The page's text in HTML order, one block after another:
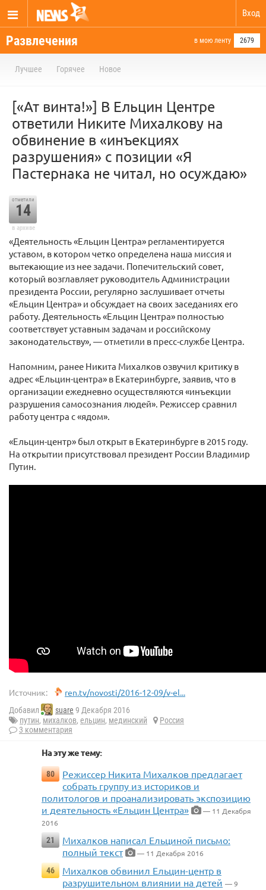
Вход
Развлечения в мою ленту 2679
Лучшее Горячее Новое
[«Ат винта!»] В Ельцин Центре
ответили Никите Михалкову на
обвинение в «инъекциях
разрушения» с позиции «Я
Пастернака не читал, но осуждаю»
отметили
14
в архиве
«Деятельность «Ельцин Центра» регламентируется
уставом, в котором четко определена наша миссия и
вытекающие из нее задачи. Попечительский совет,
который возглавляет руководитель Администрации
президента России, регулярно заслушивает отчеты
«Ельцин Центра» и обсуждает на своих заседаниях его
работу. Деятельность «Ельцин Центра» полностью
соответствует уставным задачам и российскому
законодательству», — отметили в пресс-службе Центра.
Напомним, ранее Никита Михалков озвучил критику в
адрес «Ельцин-центра» в Екатеринбурге, заявив, что в
организации ежедневно осуществляются «инъекции
разрушения самосознания людей». Режиссер сравнил
работу центра с «ядом».
«Ельцин-центр» был открыт в Екатеринбурге в 2015 году.
На открытии присутствовал президент России Владимир
Путин.
Источник: ren.tv/novosti/2016-12-09/v-el...
Добавил suare 9 Декабря 2016
путин, михалков, ельцин, мединский
Россия
3 комментария
На эту же тему:
80
Режиссер Никита Михалков предлагает
собрать группу из историков и
политологов и проанализировать экспозицию
и деятельность «Ельцин Центра»
— 11 Декабря
2016
21
Михалков написал Ельциной письмо:
полный текст
— 11 Декабря 2016
46
Михалков обвинил Ельцин-центр в
разрушительном влиянии на детей — 9